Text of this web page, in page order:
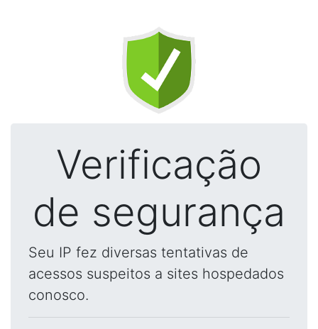
Verificação
de segurança
Seu IP fez diversas tentativas de
acessos suspeitos a sites hospedados
conosco.